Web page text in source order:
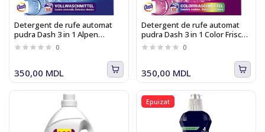
Detergent de rufe automat
pudra Dash 3 in 1 Alpen
Frische 100, 6kg, 100 spalari
0
350,00 MDL
Detergent de rufe automat
pudra Dash 3 in 1 Color Frische
100, 6kg, 100 spalari
0
350,00 MDL
Epuizat